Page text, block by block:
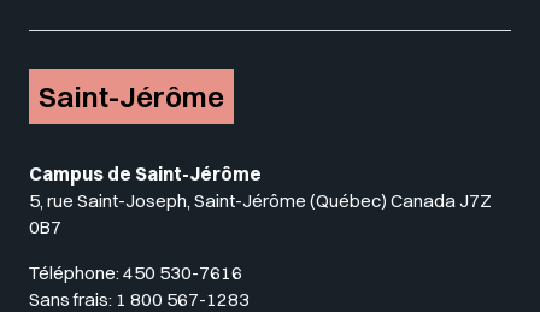
Saint-Jérôme
Campus de Saint-Jérôme
5, rue Saint-Joseph, Saint-Jérôme (Québec) Canada J7Z
0B7
Téléphone: 450 530-7616
Sans frais: 1 800 567-1283